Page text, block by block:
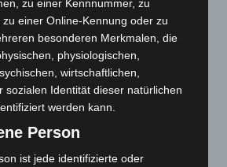
bei Bagger-Unfall auf Baustelle
Umbau in Langenhagen
von „Archetyp Market“ erhoben
zu einer Kennnummer, zu
einer Online-Kennung oder zu
besonderen Merkmalen, die
physiologischen,
wirtschaftlichen,
sozialen Identität dieser natürlichen
werden kann.
Person
ist jede identifizierte oder